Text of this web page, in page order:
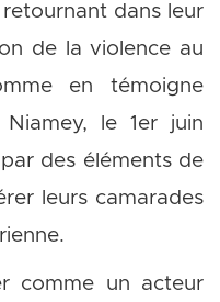
dans leur
de la violence au
en témoigne
le 1er juin
des éléments de
leurs camarades
comme un acteur